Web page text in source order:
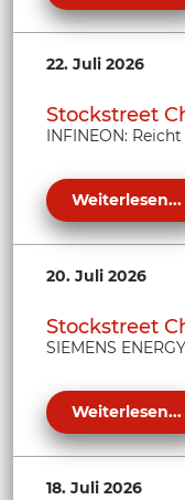
22. Juli 2026
Stockstreet
INFINEON:
Weiterlesen...
20. Juli 2026
Stockstreet
SIEMENS
Weiterlesen...
18. Juli 2026